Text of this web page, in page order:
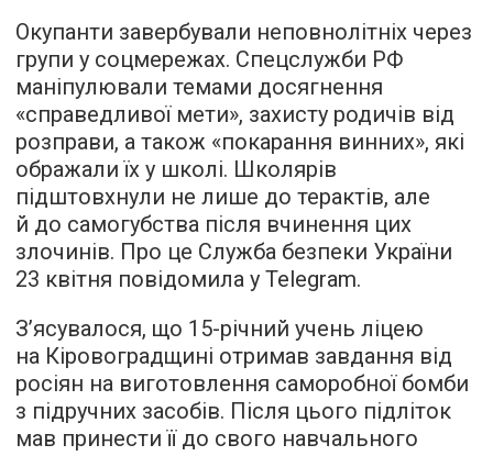
Окупанти завербували неповнолітніх через
групи у соцмережах. Спецслужби РФ
маніпулювали темами досягнення
«справедливої мети», захисту родичів від
розправи, а також «покарання винних», які
ображали їх у школі. Школярів
підштовхнули не лише до терактів, але
й до самогубства після вчинення цих
злочинів. Про це Служба безпеки України
23 квітня повідомила у Telegram.
З’ясувалося, що 15-річний учень ліцею
на Кіровоградщині отримав завдання від
росіян на виготовлення саморобної бомби
з підручних засобів. Після цього підліток
мав принести її до свого навчального